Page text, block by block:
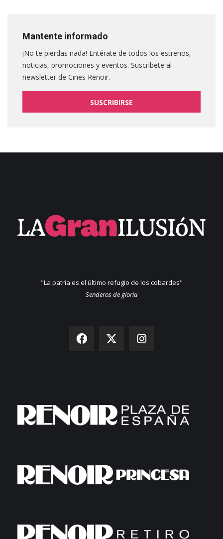
Mantente informado
¡No te pierdas nada! Entérate de todos los estrenos,
noticias, promociones y eventos. Suscribete al
newsletter de Cines Renoir.
SUSCRIBIRSE
"La patria es el último refugio de los cobardes"
Senderos de gloria